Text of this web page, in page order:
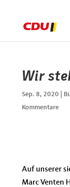
Wir
Sep. 8, 2020
Kommentare
​Auf unserer
Marc Venten